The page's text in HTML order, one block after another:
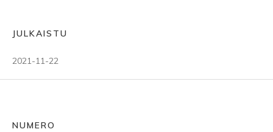
JULKAISTU
2021-11-22
NUMERO